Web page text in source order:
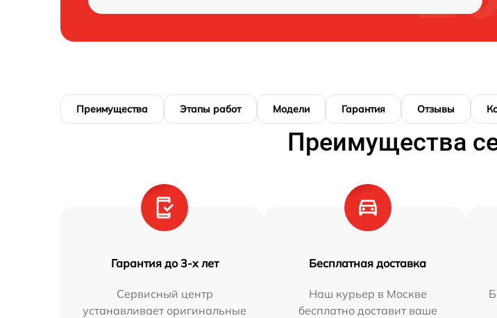
Преимущества Этапы работ Модели Гарантия Отзывы
Преимущества
Гарантия до 3-х лет
Сервисный центр
устанавливает оригинальные
Бесплатная доставка
Наш курьер в Москве
бесплатно доставит ваше